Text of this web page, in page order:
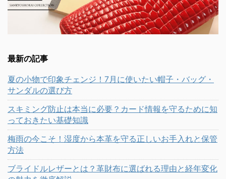
最新の記事
夏の小物で印象チェンジ！7月に使いたい帽子・バッグ・
サンダルの選び方
スキミング防止は本当に必要？カード情報を守るために知
っておきたい基礎知識
梅雨の今こそ！湿度から本革を守る正しいお手入れと保管
方法
ブライドルレザーとは？革財布に選ばれる理由と経年変化